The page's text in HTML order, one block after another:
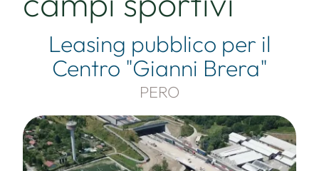
Leasing pubblico per il
Centro "Gianni Brera"
PERO